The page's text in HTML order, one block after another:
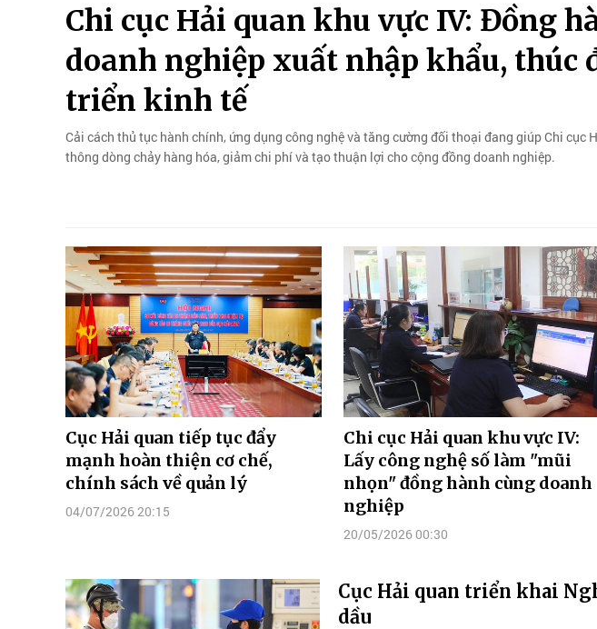
Chi cục Hải quan khu vực IV: Đồng
doanh nghiệp xuất nhập khẩu, thúc
triển kinh tế
Cải cách thủ tục hành chính, ứng dụng công nghệ và tăng cường đối thoại đang giúp Chi cục
thông dòng chảy hàng hóa, giảm chi phí và tạo thuận lợi cho cộng đồng doanh nghiệp.
Cục Hải quan tiếp tục đẩy
mạnh hoàn thiện cơ chế,
chính sách về quản lý
04/07/2026 20:15
Chi cục Hải quan khu vực IV:
Lấy công nghệ số làm "mũi
nhọn" đồng hành cùng doanh
nghiệp
20/05/2026 00:30
Cục Hải quan triển khai
dầu